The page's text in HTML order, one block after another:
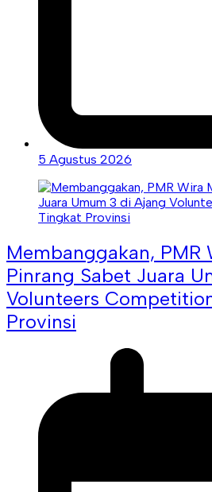
5 Agustus 2026
Membanggakan, PMR
Pinrang Sabet Juara
Volunteers
Provinsi